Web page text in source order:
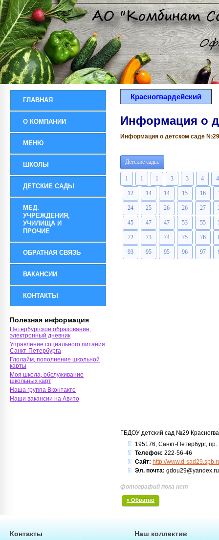
ГЛАВНАЯ
О КОМПАНИИ
МЕНЮ
ШКОЛЫ
ДЕТСКИЕ САДЫ
МЕД.
УЧРЕЖДЕНИЯ,
УЧИЛИЩА И
ПРОЧИЕ
ОБРАТНАЯ СВЯЗЬ
ВАКАНСИИ
КОНТАКТЫ
Полезная информация
Петербургское образование,
электронный дневник
Управление социального питания
Санкт-Петербурга
Глолайм, пополнение школьной
карты
Моя школа, обслуживание
школьных карт
Наша группа Вконтакте
Наши вакансии на Авито
Красногвардейский
Информация о
Информация о детском саде №29
Детские сады:
1 1 1 3 3 4 4
12 14 14 15 16
24 25 26 26 27
45 47 47 53 55
72 73 74 75 76
93 95 95 96 97
ГБДОУ детский сад №29
195176, Санкт-Петербург,
Телефон: 222-56-46
Сайт: http://www.d-
Эл. почта: gdou29@yandex.ru
фотографий пока нет
« Обратно
Контакты Наш коллектив